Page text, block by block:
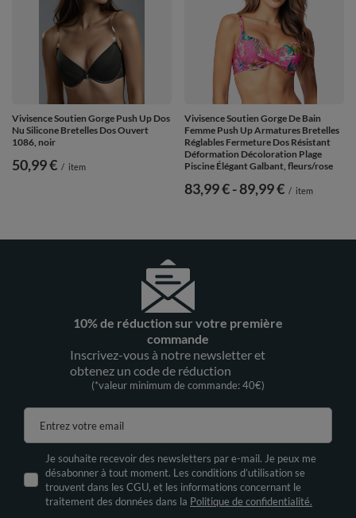
Vivisence Soutien Gorge Push Up Dos
Nu Silicone Bretelles Dos Ouvert
1086, noir
50,99 € / item
Vivisence Soutien Gorge De Bain
Femme Push Up Armatures Bretelles
Réglables Fermeture Dos Résistant
Déformation Décoloration Plage
Piscine Élégant Galbant, fleurs/rose
de
83,99 €-vers le bas
89,99 € / item
10% de réduction sur votre première
commande
Inscrivez-vous à notre newsletter et
obtenez un code de réduction
(*valeur minimum de commande: 40€)
Entrez votre email
Je souhaite recevoir des newsletters par e-mail. Je peux me
désabonner à tout moment. Les conditions d’utilisation se
trouvent dans les CGU, et les informations concernant le
traitement des données dans la Politique de confidentialité.